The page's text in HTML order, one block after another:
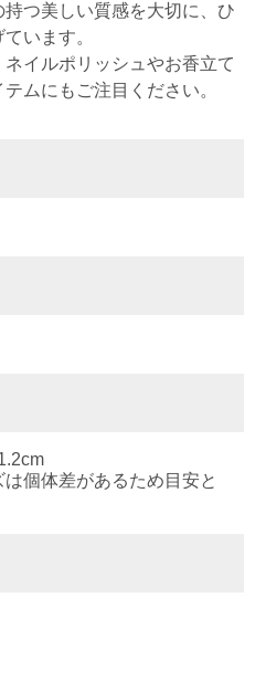
つ美しい質感を大切に、ひ
います。
イルポリッシュやお香立て
ムにもご注目ください。
個体差があるため目安と